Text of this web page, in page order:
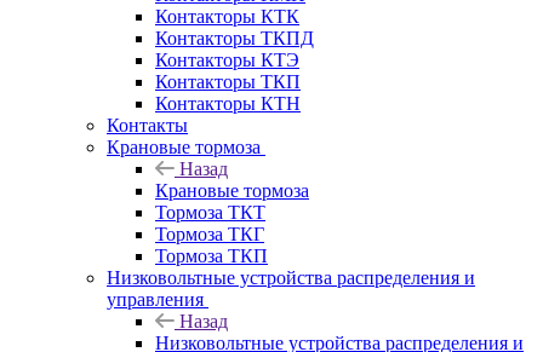
Контакторы КТК
Контакторы ТКПД
Контакторы КТЭ
Контакторы ТКП
Контакторы КТН
Контакты
Крановые тормоза
Назад
Крановые тормоза
Тормоза ТКТ
Тормоза ТКГ
Тормоза ТКП
Низковольтные устройства распределения и
управления
Назад
Низковольтные устройства распределения и